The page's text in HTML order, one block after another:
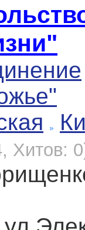
Хитов: